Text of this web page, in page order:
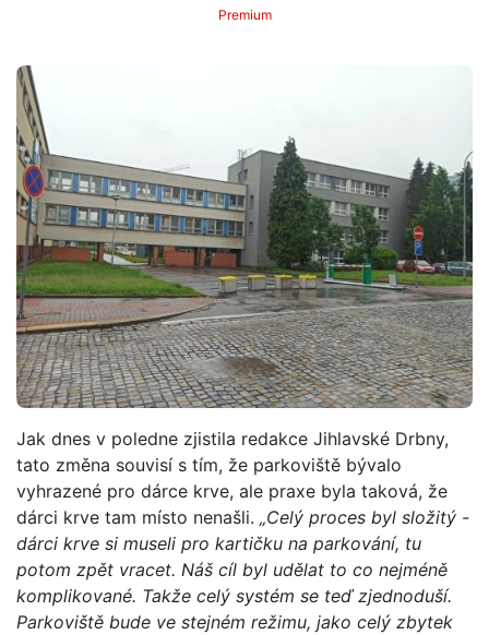
Premium
Jak dnes v poledne zjistila redakce Jihlavské Drbny,
tato změna souvisí s tím, že parkoviště bývalo
vyhrazené pro dárce krve, ale praxe byla taková, že
dárci krve tam místo nenašli. „Celý proces byl složitý -
dárci krve si museli pro kartičku na parkování, tu
potom zpět vracet. Náš cíl byl udělat to co nejméně
komplikované. Takže celý systém se teď zjednoduší.
Parkoviště bude ve stejném režimu, jako celý zbytek